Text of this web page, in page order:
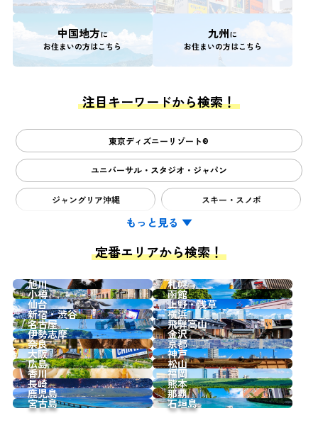
中国地方に
お住まいの方はこちら
九州に
お住まいの方はこちら
注目キーワードから検索！
東京ディズニーリゾート®
ユニバーサル・スタジオ・ジャパン
ジャングリア沖縄 スキー・スノボ
もっと見る ▼
定番エリアから検索！
旭川 札幌
小樽 函館
仙台 上野・浅草
新宿・渋谷 横浜
名古屋 飛騨高山
伊勢志摩 金沢
奈良 京都
大阪 神戸
広島 松山
香川 福岡
長崎 熊本
鹿児島 那覇
宮古島 石垣島